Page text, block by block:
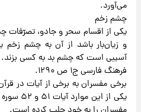
می‌آورد.
چشم زخم
یکی از اقسام سحر و جادو، تصرّفات
و زیان‌بار باشد از آن به چشم
آسیبی است که چشم بد به کسی بزند.
فرهنگ فارسی ج۱ ص ۱۲۹۰.
برخی مفسران به برخی از آیات در
یکی از